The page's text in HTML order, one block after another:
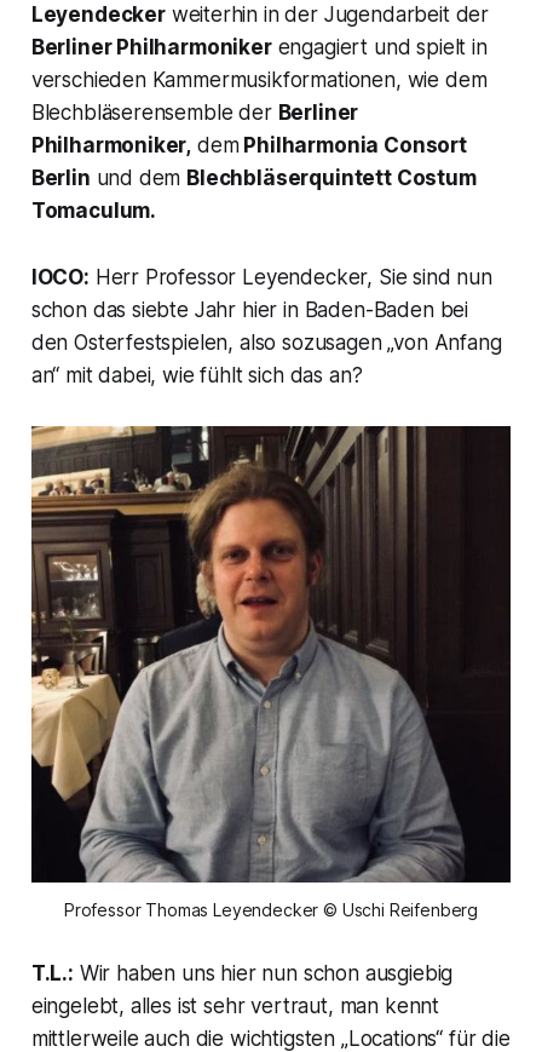
Leyendeckerweiterhin in der Jugendarbeit der
Berliner Philharmonikerengagiert und spielt in
verschieden Kammermusikformationen, wie dem
Blechbläserensemble der Berliner
Philharmoniker, demPhilharmonia Consort
Berlin und dem Blechbläserquintett Costum
Tomaculum.
IOCO: Herr Professor Leyendecker, Sie sind nun
schon das siebte Jahr hier in Baden-Baden bei
den Osterfestspielen, also sozusagen „von Anfang
an“ mit dabei, wie fühlt sich das an?
Professor Thomas Leyendecker © Uschi Reifenberg
T.L.: Wir haben uns hier nun schon ausgiebig
eingelebt, alles ist sehr vertraut, man kennt
mittlerweile auch die wichtigsten „Locations“ für die